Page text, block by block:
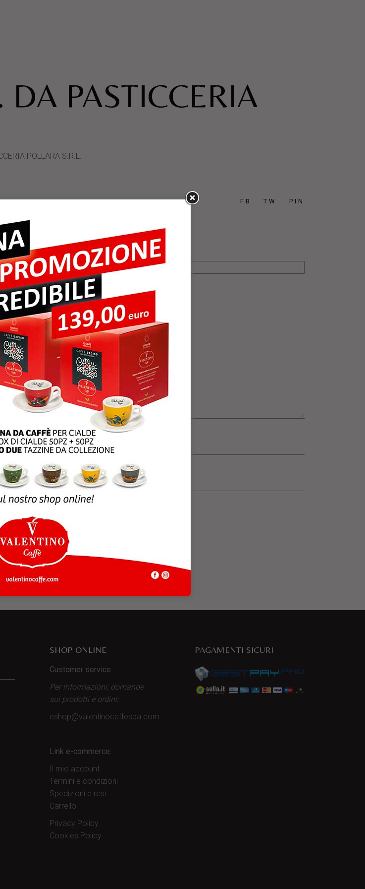
DA PASTICCERIA
POLLARA S.R.L.
FB TW PIN
commento.
SHOP ONLINE
Customer service
Per informazioni, domande
sui prodotti e ordini:
eshop@valentinocaffespa.com
Link e-commerce:
Il mio account
Termini e condizioni
Spedizioni e resi
Carrello
Privacy Policy
Cookies Policy
PAGAMENTI SICURI